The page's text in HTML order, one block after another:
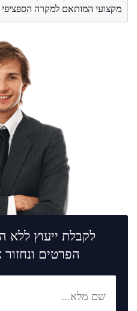
מקצועי המותאם למקרה הספציפי
לקבלת ייעוץ ללא
הפרטים